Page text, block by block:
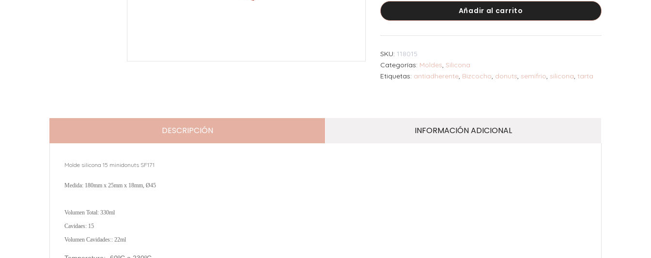
Añadir al carrito
SKU: 118015
Categorías: Moldes, Silicona
Etiquetas: antiadherente, Bizcocho, donuts, semifrio, silicona, tarta
DESCRIPCIÓN INFORMACIÓN ADICIONAL
Molde silicona 15 minidonuts SF171
Medida: 180mm x 25mm x 18mm, Ø45
Volumen Total: 330ml
Cavidaes: 15
Volumen Cavidades:: 22ml